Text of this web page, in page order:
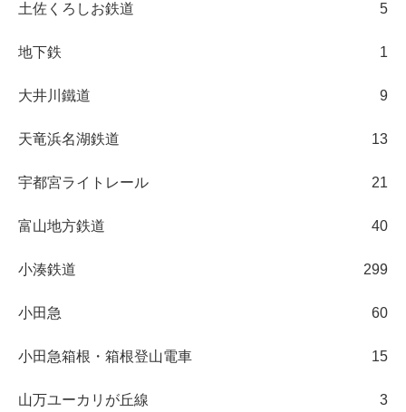
土佐くろしお鉄道 5
地下鉄 1
大井川鐵道 9
天竜浜名湖鉄道 13
宇都宮ライトレール 21
富山地方鉄道 40
小湊鉄道 299
小田急 60
小田急箱根・箱根登山電車 15
山万ユーカリが丘線 3